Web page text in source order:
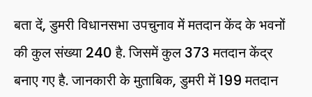
बता दें, डुमरी विधानसभा उपचुनाव में मतदान केंद के भवनों
की कुल संख्या 240 है. जिसमें कुल 373 मतदान केंद्र
बनाए गए है. जानकारी के मुताबिक, डुमरी में 199 मतदान